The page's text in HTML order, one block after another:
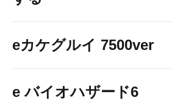
eカケグルイ 7500ver
e バイオハザード6